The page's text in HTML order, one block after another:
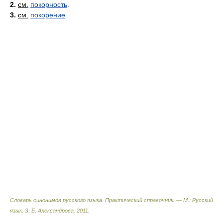
2. см. покорность
3. см. покорение
Словарь синонимов русского языка. Практический справочник. — М.: Русский
язык. З. Е. Александрова 2011